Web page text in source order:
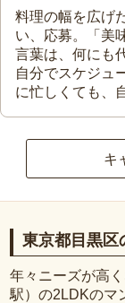
料理の幅を広げ
い、応募。「美
言葉は、何にも
自分でスケジュ
に忙しくても、
キ
東京都目黒区
年々ニーズが高
駅）の2LDKのマ